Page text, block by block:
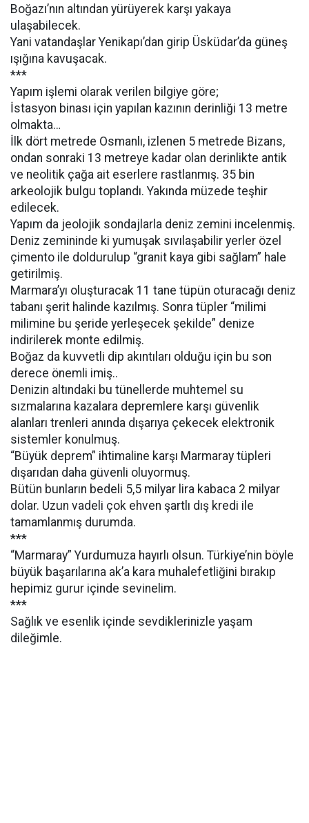
Boğazı’nın altından yürüyerek karşı yakaya
ulaşabilecek.
Yani vatandaşlar Yenikapı’dan girip Üsküdar’da güneş
ışığına kavuşacak.
***
Yapım işlemi olarak verilen bilgiye göre;
İstasyon binası için yapılan kazının derinliği 13 metre
olmakta…
İlk dört metrede Osmanlı, izlenen 5 metrede Bizans,
ondan sonraki 13 metreye kadar olan derinlikte antik
ve neolitik çağa ait eserlere rastlanmış. 35 bin
arkeolojik bulgu toplandı. Yakında müzede teşhir
edilecek.
Yapım da jeolojik sondajlarla deniz zemini incelenmiş.
Deniz zemininde ki yumuşak sıvılaşabilir yerler özel
çimento ile doldurulup “granit kaya gibi sağlam” hale
getirilmiş.
Marmara’yı oluşturacak 11 tane tüpün oturacağı deniz
tabanı şerit halinde kazılmış. Sonra tüpler “milimi
milimine bu şeride yerleşecek şekilde” denize
indirilerek monte edilmiş.
Boğaz da kuvvetli dip akıntıları olduğu için bu son
derece önemli imiş..
Denizin altındaki bu tünellerde muhtemel su
sızmalarına kazalara depremlere karşı güvenlik
alanları trenleri anında dışarıya çekecek elektronik
sistemler konulmuş.
“Büyük deprem” ihtimaline karşı Marmaray tüpleri
dışarıdan daha güvenli oluyormuş.
Bütün bunların bedeli 5,5 milyar lira kabaca 2 milyar
dolar. Uzun vadeli çok ehven şartlı dış kredi ile
tamamlanmış durumda.
***
“Marmaray” Yurdumuza hayırlı olsun. Türkiye’nin böyle
büyük başarılarına ak’a kara muhalefetliğini bırakıp
hepimiz gurur içinde sevinelim.
***
Sağlık ve esenlik içinde sevdiklerinizle yaşam
dileğimle.